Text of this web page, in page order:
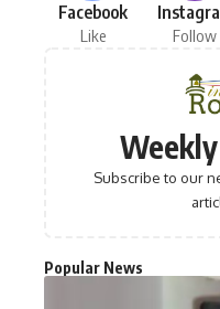
Facebook
Like Follow
Subscribe to our
Popular News